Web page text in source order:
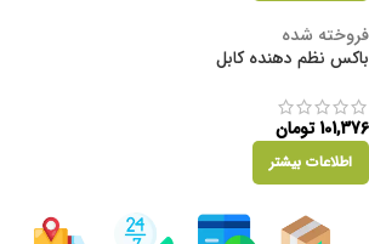
فروخته شده
باکس نظم دهنده کابل
101,376 تومان
اطلاعات بیشتر